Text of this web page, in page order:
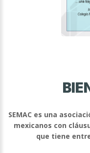
SEMAC es una
mexicanos con
que tiene